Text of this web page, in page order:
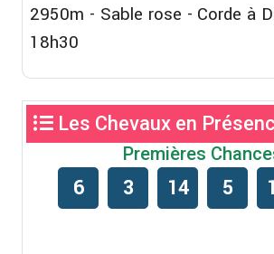
2950m - Sable rose - Corde à
18h30
Les Chevaux en
Premières
6 3 14 5